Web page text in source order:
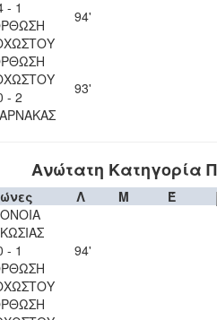
- 1
94'
- 2
93'
Ανώτατη Κατηγορία
Λ Μ
Έ
- 1
94'